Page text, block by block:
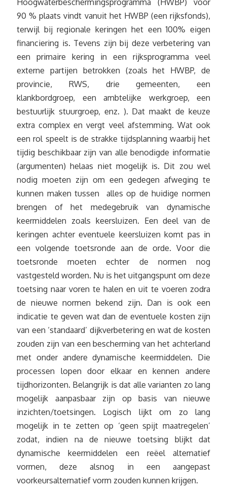
90 % plaats vindt vanuit het HWBP (een rijksfonds),
terwijl bij regionale keringen het een 100% eigen
financiering is. Tevens zijn bij deze verbetering van
een primaire kering in een rijksprogramma veel
externe partijen betrokken (zoals het HWBP, de
provincie, RWS, drie gemeenten, een
klankbordgroep, een ambtelijke werkgroep, een
bestuurlijk stuurgroep, enz. ). Dat maakt de keuze
extra complex en vergt veel afstemming. Wat ook
een rol speelt is de strakke tijdsplanning waarbij het
tijdig beschikbaar zijn van alle benodigde informatie
(argumenten) helaas niet mogelijk is. Dit zou wel
nodig moeten zijn om een gedegen afweging te
kunnen maken tussen alles op de huidige normen
brengen of het medegebruik van dynamische
keermiddelen zoals keersluizen. Een deel van de
keringen achter eventuele keersluizen komt pas in
een volgende toetsronde aan de orde. Voor die
toetsronde moeten echter de normen nog
vastgesteld worden. Nu is het uitgangspunt om deze
toetsing naar voren te halen en uit te voeren zodra
de nieuwe normen bekend zijn. Dan is ook een
indicatie te geven wat dan de eventuele kosten zijn
van een ‘standaard’ dijkverbetering en wat de kosten
zouden zijn van een bescherming van het achterland
met onder andere dynamische keermiddelen. Die
processen lopen door elkaar en kennen andere
tijdhorizonten. Belangrijk is dat alle varianten zo lang
mogelijk aanpasbaar zijn op basis van nieuwe
inzichten/toetsingen. Logisch lijkt om zo lang
mogelijk in te zetten op ‘geen spijt maatregelen’
zodat, indien na de nieuwe toetsing blijkt dat
dynamische keermiddelen een reëel alternatief
vormen, deze alsnog in een aangepast
voorkeursalternatief vorm zouden kunnen krijgen.